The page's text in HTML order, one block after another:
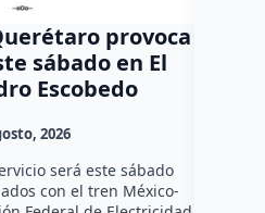
provoca
sábado en El
Escobedo
2026
será este sábado
con el tren México-